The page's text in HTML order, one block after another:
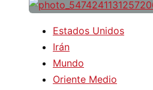
Estados Unidos
Irán
Mundo
Oriente Medio